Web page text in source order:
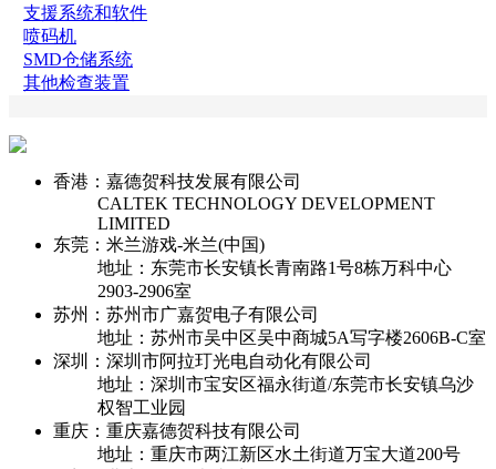
支援系统和软件
喷码机
SMD仓储系统
其他检查装置
香港：嘉德贺科技发展有限公司
CALTEK TECHNOLOGY DEVELOPMENT
LIMITED
东莞：米兰游戏-米兰(中国)
地址：东莞市长安镇长青南路1号8栋万科中心
2903-2906室
苏州：苏州市广嘉贺电子有限公司
地址：苏州市吴中区吴中商城5A写字楼2606B-C室
深圳：深圳市阿拉玎光电自动化有限公司
地址：深圳市宝安区福永街道/东莞市长安镇乌沙
权智工业园
重庆：重庆嘉德贺科技有限公司
地址：重庆市两江新区水土街道万宝大道200号